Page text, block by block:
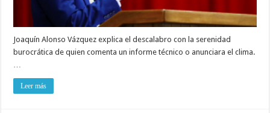
Joaquín Alonso Vázquez explica el descalabro con la serenidad
burocrática de quien comenta un informe técnico o anunciara el clima.
Leer más